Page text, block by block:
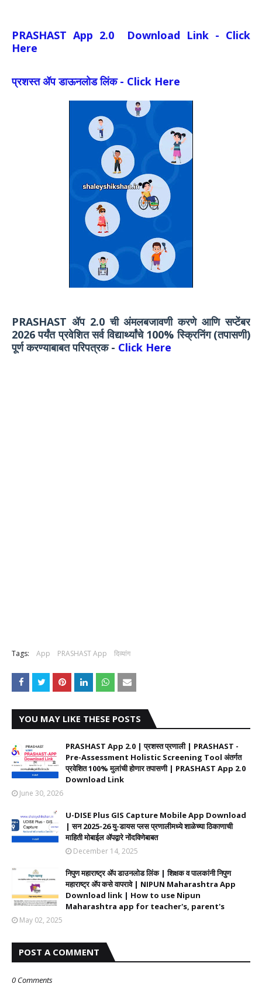
PRASHAST App 2.0 Download Link - Click
Here
प्रशस्त ॲप डाऊनलोड लिंक - Click Here
PRASHAST ॲप 2.0 ची अंमलबजावणी करणे आणि सप्टेंबर
2026 पर्यंत प्रवेशित सर्व विद्यार्थ्यांचे 100% स्क्रिनिंग (तपासणी)
पूर्ण करण्याबाबत परिपत्रक - Click Here
Tags: App PRASHAST App दिव्यांग
YOU MAY LIKE THESE POSTS
PRASHAST App 2.0 | प्रशस्त प्रणाली | PRASHAST -
Pre-Assessment Holistic Screening Tool अंतर्गत
प्रवेशित 100% मुलांची होणार तपासणी | PRASHAST App 2.0
Download Link
June 30, 2026
U-DISE Plus GIS Capture Mobile App Download
| सन 2025-26 यु-डायस प्लस प्रणालीमध्ये शाळेच्या ठिकाणाची
माहिती मोबाईल ॲपद्वारे नोंदविणेबाबत
December 14, 2025
निपुण महाराष्ट्र ॲप डाउनलोड लिंक | शिक्षक व पालकांनी निपुण
महाराष्ट्र ॲप कसे वापरावे | NIPUN Maharashtra App
Download link | How to use Nipun
Maharashtra app for teacher's, parent's
May 02, 2025
POST A COMMENT
0 Comments